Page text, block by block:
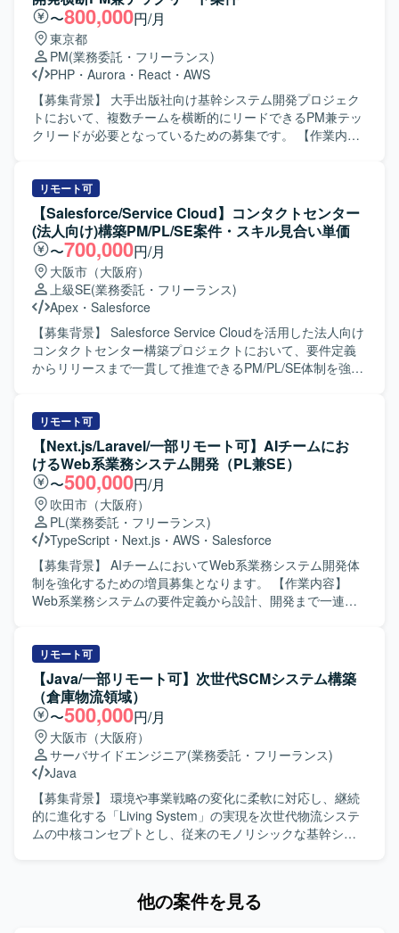
いただきます。 スキルやプロジェクト状況に応じて、基本
設計や技術担当としての顧客ミーティング同席なども想定
しております。 【求める人物像】 品質への配慮と開発スピ
ードのバランスを意識して取り組める方を求めておりま
す。 コミュニケーションを大切にし、課題に対して柔軟に
対応できる方を歓迎いたします。 プロジェクトの一員とし
て主体性と責任感を持ち、業務を推進していただける方を
想定しております。 新しい技術の習得や活用に前向きに取
SSRなどのモダンなWeb技術を実践的に習得・強化してい
ただけます。 新規立ち上げから既存サービス拡大まで幅広
いフェーズに関わることで、設計から運用まで一連の経験
を積むことができます。 技術担当として顧客と直接コミュ
ニケーションを取る機会もあり、技術力とビジネス理解の
双方を高められる環境です。 【開発環境】 MacBook Proが
支給される環境で開発を行います。 JavaScript、React、
TypeScript、Node.js、Expressを中心に、一部AWSを利用
したサーバレスアーキテクチャなどを用いて開発を進めて
まいります。
〜800,000円/月
東京都
PM(業務委託・フリーランス)
PHP ・ Aurora ・ React ・ AWS
【募集背景】 大手出版社向け基幹システム開発プロジェク
トにおいて、複数チームを横断的にリードできるPM兼テッ
クリードが必要となっているための募集です。 【作業内
いただきます。 コードレビューを含む技術的な品質管理を
行っていただきます。 テストシナリオの策定・管理を実施
していただきます。 【求める人物像】 技術とマネジメント
の両面からプロジェクトをリードできる方を求めていま
す。 複数チームと円滑にコミュニケーションを取りなが
ら、課題解決に主体的に取り組める方を歓迎いたします。
【ポジションの魅力】 大規模な基幹システム開発におい
て、3チームを横断するPM兼テックリードとして上流から
品質管理まで一貫して関わることができます。 PHPやGoを
中心とした技術スタックに加え、モダンなインフラ環境に
も触れながら、技術的リードとマネジメント経験を同時に
React.js データベース：Aurora（PostgreSQL） インフラ／
ツール：AWS、Terraform、GitHub、NewRelic、Docker
リモート可
【Salesforce/Service Cloud】コンタクトセンター
(法人向け)構築PM/PL/SE案件・スキル見合い単価
〜700,000円/月
大阪市（大阪府）
上級SE(業務委託・フリーランス)
Apex ・ Salesforce
【募集背景】 Salesforce Service Cloudを活用した法人向け
コンタクトセンター構築プロジェクトにおいて、要件定義
からリリースまで一貫して推進できるPM/PL/SE体制を強化
ル調整、顧客折衝、各種会議のファシリテート、メンバー
管理、成果物レビューおよび品質・納期・スコープ管理を
ご担当いただきます。 PLとしては、業務要件整理、業務お
よび運用フロー設計、Salesforce機能設計・仕様調整、設計
レビュー、開発メンバーの管理・フォロー、テスト計画や
移行・リリース支援をご担当いただきます。 SEとしては、
Salesforce機能の設定・開発、外部連携のSalesforce側対
応、設計書などのドキュメント作成、テスト仕様書作成お
よびテスト実施、不具合対応、移行・リリース支援をご担
当いただきます。 【求める人物像】 上流工程を自走でき、
設計から実装まで一貫して対応できる方を求めています。
だきたいと考えております。長期的な参画を前提に、継続
的な改善提案や業務理解の深化に取り組んでいただける方
を歓迎いたします。 【ポジションの魅力】 法人向けコンタ
クトセンター領域において、Salesforce Service Cloudや
Data Cloud / Agentforceなどの最新機能を活用した構築プロ
ジェクトに上流から参画できる環境です。PM/PL/SEそれぞ
れのポジションで、大規模案件の推進経験や外部連携を含
む統合案件の知見を深めながら、長期的な視点でキャリア
形成に取り組んでいただけます。 【開発環境】 Salesforce
Service Cloudを中心とした構成にて、CTIや外部システム
とのAPI・SSO・バッチ連携などを含む環境での構築・開発
リモート可
【Next.js/Laravel/一部リモート可】AIチームにお
けるWeb系業務システム開発（PL兼SE）
〜500,000円/月
吹田市（大阪府）
PL(業務委託・フリーランス)
TypeScript ・ Next.js ・ AWS ・ Salesforce
【募集背景】 AIチームにおいてWeb系業務システム開発体
制を強化するための増員募集となります。 【作業内容】
Web系業務システムの要件定義から設計、開発まで一連の
す。 基本設計・詳細設計、設計レビューを実施し、品質を
担保しながら開発を進めていただきます。 開発メンバーへ
のタスク割り振りや進行管理など、プロジェクトリーダー
としてのマネジメントも行っていただきます。 【求める人
物像】 プロジェクトの目的達成に向けて主体的に動き、自
ら課題を見つけて解決へ導ける方を求めております。 AI技
術や新しい開発手法に対して前向きにキャッチアップし、
チームへ知見を共有していただける方を歓迎いたします。
【ポジションの魅力】 AIチームの一員として、AIを活用し
たWeb系業務システム開発に上流工程から関わることがで
きます。 Next.jsやLaravelを用いたモダンな技術スタックで
できるポジションです。 【開発環境】 Next.jsやLaravelを
リモート可
【Java/一部リモート可】次世代SCMシステム構築
（倉庫物流領域）
〜500,000円/月
大阪市（大阪府）
サーバサイドエンジニア(業務委託・フリーランス)
Java
【募集背景】 環境や事業戦略の変化に柔軟に対応し、継続
的に進化する「Living System」の実現を次世代物流システ
ムの中核コンセプトとし、従来のモノリシックな基幹シス
せるためのシステム設計・開発・テストを行っていただき
他の案件を見る